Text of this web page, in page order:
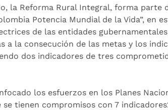
la Reforma Rural Integral, forma parte
Potencia Mundial de la Vida”, en
de las entidades
a la consecución de las metas y los
dos indicadores de tres
los esfuerzos en los Planes
se tienen compromisos con 7